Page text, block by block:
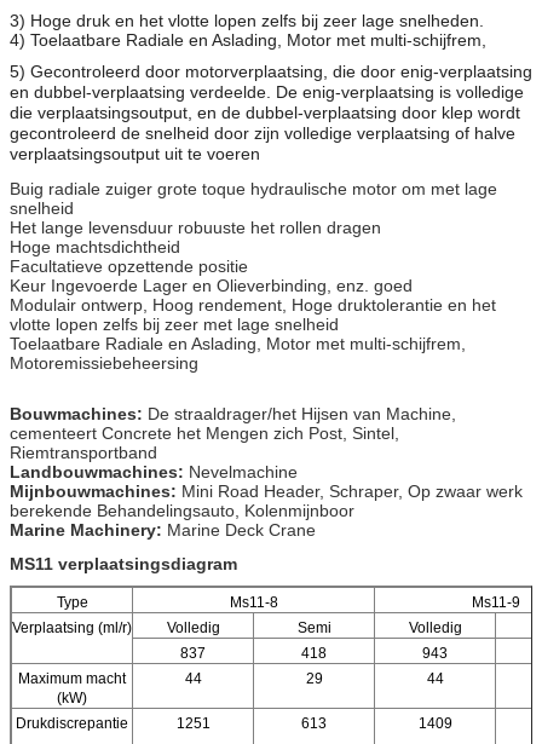
3) Hoge druk en het vlotte lopen zelfs bij zeer lage snelheden.
4) Toelaatbare Radiale en Aslading, Motor met multi-schijfrem,
5) Gecontroleerd door motorverplaatsing, die door enig-verplaatsing
en dubbel-verplaatsing verdeelde. De enig-verplaatsing is volledige
die verplaatsingsoutput, en de dubbel-verplaatsing door klep wordt
gecontroleerd de snelheid door zijn volledige verplaatsing of halve
verplaatsingsoutput uit te voeren
Buig radiale zuiger grote toque hydraulische motor om met lage
snelheid
Het lange levensduur robuuste het rollen dragen
Hoge machtsdichtheid
Facultatieve opzettende positie
Keur Ingevoerde Lager en Olieverbinding, enz. goed
Modulair ontwerp, Hoog rendement, Hoge druktolerantie en het
vlotte lopen zelfs bij zeer met lage snelheid
Toelaatbare Radiale en Aslading, Motor met multi-schijfrem,
Motoremissiebeheersing
Bouwmachines: De straaldrager/het Hijsen van Machine,
cementeert Concrete het Mengen zich Post, Sintel,
Riemtransportband
Landbouwmachines: Nevelmachine
Mijnbouwmachines: Mini Road Header, Schraper, Op zwaar werk
berekende Behandelingsauto, Kolenmijnboor
Marine Machinery: Marine Deck Crane
MS11 verplaatsingsdiagram
Type Ms11-8
Ms11-9
Verplaatsing (ml/r)
Volledig Semi Volledig
837
418
943
Maximum macht
(kW)
44 29 44
Drukdiscrepantie
1251 613 1409